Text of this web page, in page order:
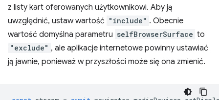
z listy kart oferowanych użytkownikowi. Aby ją
uwzględnić, ustaw wartość "include" . Obecnie
wartość domyślna parametru selfBrowserSurface to
"exclude" , ale aplikacje internetowe powinny ustawiać
ją jawnie, ponieważ w przyszłości może się ona zmienić.